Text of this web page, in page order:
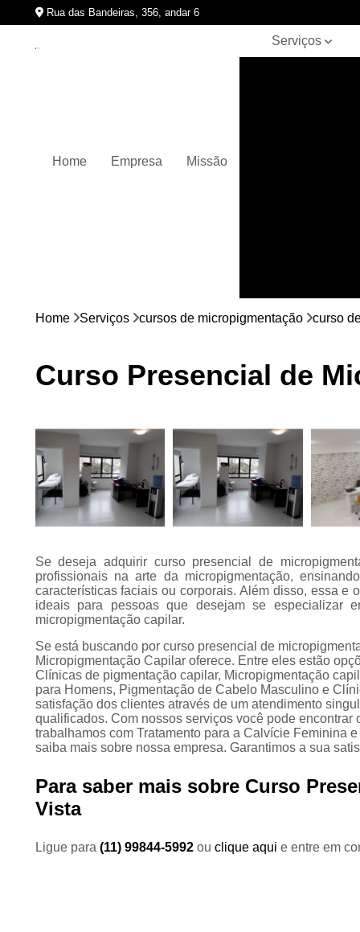
Rua das Bandeiras, 356, andar 6
Home Empresa Missão
Serviços
Preenchimento
calvície
Home Serviços cursos de micropigmentação curso
Curso Presencial de
Se deseja adquirir curso presencial de
profissionais na arte da micropigmentação,
características faciais ou corporais. Além disso, essa e
ideais para pessoas que desejam se especializar
micropigmentação capilar.
Se está buscando por curso presencial de
Micropigmentação Capilar oferece. Entre eles estão
Clínicas de pigmentação capilar, Micropigmentação
para Homens, Pigmentação de Cabelo Masculino e
satisfação dos clientes através de um atendimento
qualificados. Com nossos serviços você pode
trabalhamos com Tratamento para a Calvície Feminina
saiba mais sobre nossa empresa. Garantimos a sua
Para saber mais sobre Curso
Vista
Ligue para (11) 99844-5992 ou clique aqui e entre em